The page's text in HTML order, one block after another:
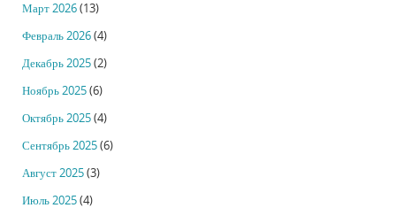
Март 2026(13)
Февраль 2026(4)
Декабрь 2025(2)
Ноябрь 2025(6)
Октябрь 2025(4)
Сентябрь 2025(6)
Август 2025(3)
Июль 2025(4)